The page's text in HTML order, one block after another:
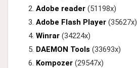
Adobe reader (51198x)
Adobe Flash Player (35627x)
Winrar (34224x)
DAEMON Tools (33693x)
Kompozer (29547x)